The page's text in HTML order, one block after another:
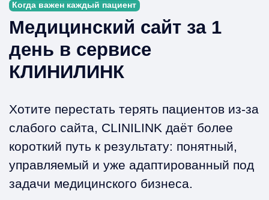
Когда важен каждый пациент
Медицинский сайт за 1
день в сервисе
КЛИНИЛИНК
Хотите перестать терять пациентов из-за
слабого сайта, CLINILINK даёт более
короткий путь к результату: понятный,
управляемый и уже адаптированный под
задачи медицинского бизнеса.